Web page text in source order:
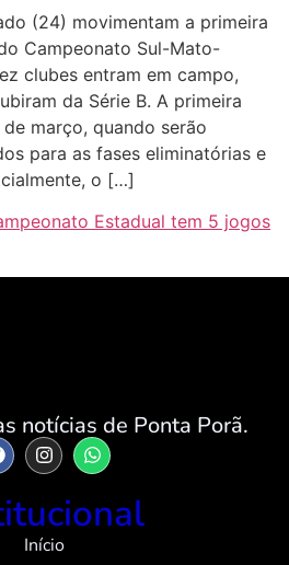
(24) movimentam a primeira
Campeonato Sul-Mato-
clubes entram em campo,
da Série B. A primeira
março, quando serão
para as fases eliminatórias e
o […]
Estadual tem 5 jogos
notícias de Ponta Porã.
Início